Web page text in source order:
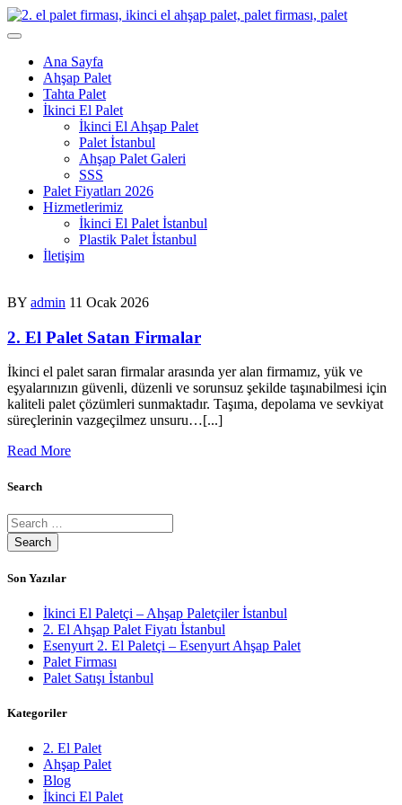
Skip
to
Ana Sayfa
Ahşap Palet
Tahta Palet
İkinci El Palet
İkinci El Ahşap Palet
Palet İstanbul
Ahşap Palet Galeri
SSS
Palet Fiyatları 2026
Hizmetlerimiz
İkinci El Palet İstanbul
Plastik Palet İstanbul
İletişim
BY admin 11 Ocak 2026
2. El Palet Satan Firmalar
İkinci el palet saran firmalar arasında yer alan firmamız, yük ve
eşyalarınızın güvenli, düzenli ve sorunsuz şekilde taşınabilmesi için
kaliteli palet çözümleri sunmaktadır. Taşıma, depolama ve sevkiyat
süreçlerinin vazgeçilmez unsuru…[...]
Read More
Search
Son Yazılar
İkinci El Paletçi – Ahşap Paletçiler İstanbul
2. El Ahşap Palet Fiyatı İstanbul
Esenyurt 2. El Paletçi – Esenyurt Ahşap Palet
Palet Firması
Palet Satışı İstanbul
Kategoriler
2. El Palet
Ahşap Palet
Blog
İkinci El Palet